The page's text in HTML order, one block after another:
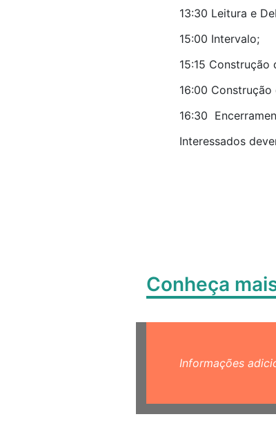
13:30 Leitura e
15:00 Intervalo;
15:15
16:00
16:30
Interessados
Conheça
Informações